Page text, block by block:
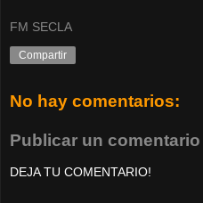
FM SECLA
Compartir
No hay comentarios:
Publicar un comentario
DEJA TU COMENTARIO!